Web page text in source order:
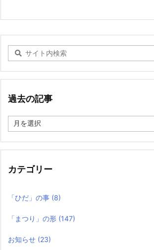
過去の記事
去
記
カテゴリー
「ひだ」の事 (8)
「まつり」の形 (147)
お知らせ (23)